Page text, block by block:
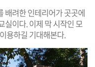
배려한 인테리어가 곳곳에
실이다. 이제 막 시작인 모
용하길 기대해본다.